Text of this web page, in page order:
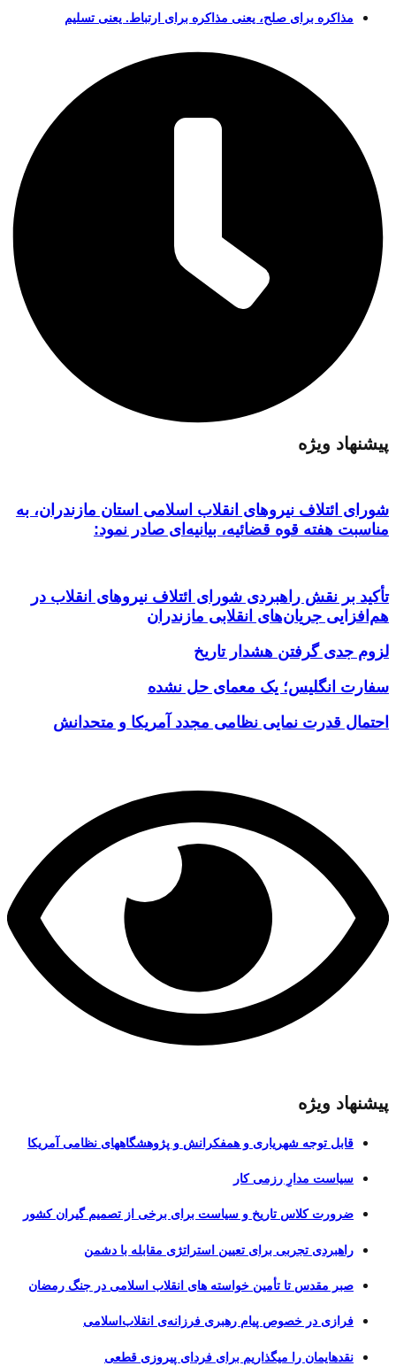
مذاکره برای صلح، یعنی مذاکره برای ارتباط. یعنی تسلیم
پیشنهاد ویژه
شورای ائتلاف نیروهای انقلاب اسلامی استان مازندران، به
مناسبت هفته قوه قضائیه، بیانیه‌ای صادر نمود:
تأکید بر نقش راهبردی شورای ائتلاف نیروهای انقلاب در
هم‌افزایی جریان‌های انقلابی مازندران
لزوم جدی گرفتن هشدار تاریخ
سفارت انگلیس؛ یک معمای حل نشده
احتمال قدرت نمایی نظامی مجدد آمریکا و متحدانش
پیشنهاد ویژه
قابل توجه شهریاری و همفکرانش و پژوهشگاههای نظامی آمریکا
سیاست مدارِ رزمی کار
ضرورت کلاس تاریخ و سیاست برای برخی از تصمیم گیران کشور
راهبردی تجربی برای تعیین استراتژی مقابله با دشمن
صبر مقدس تا تأمین خواسته های انقلاب اسلامی در جنگ رمضان
فرازی در خصوص پیام رهبری فرزانه‌ی انقلاب‌اسلامی
نقدهایمان را میگذاریم برای فردای پیروزی قطعی